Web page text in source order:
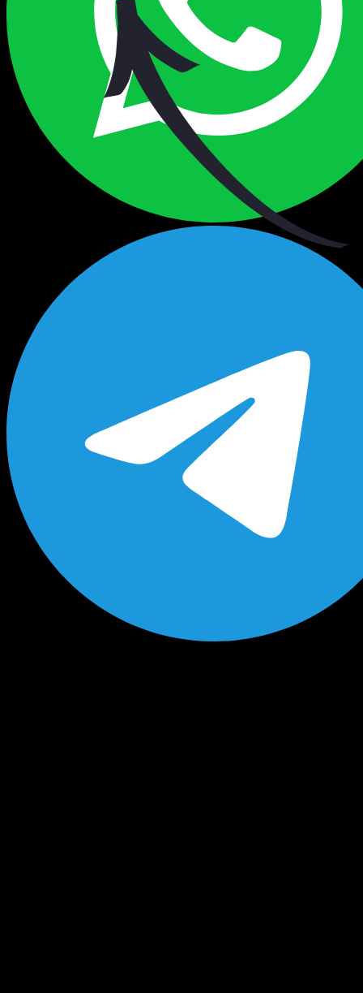
Будь в курсе выгодных предложений,
новых поступлений на склад